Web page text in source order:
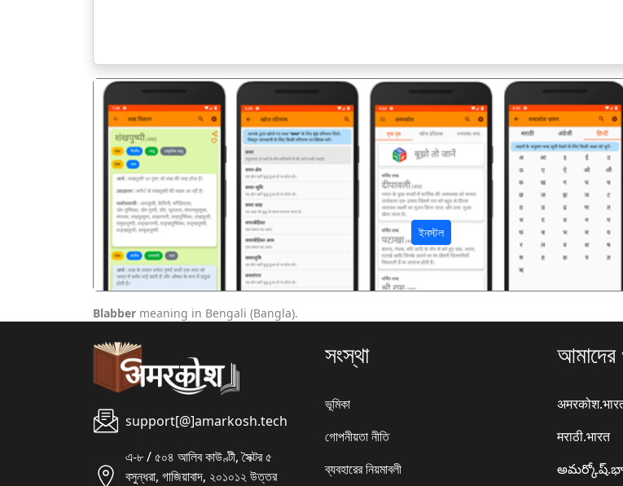
ইনস্টল
पिछला
Blabber meaning in Bengali (Bangla).
support[@]amarkosh.tech
এ-৮ / ৫০৪ আলিব কাউণ্টী, সৈক্টর ৫
বসুন্ধরা, গাজিয়াবাদ, ২০১০১২ উত্তর
সংস্থা
ভূমিকা
গোপনীয়তা নীতি
ব্যবহারের নিয়মাবলী
আমাদের
मराठी.भारत